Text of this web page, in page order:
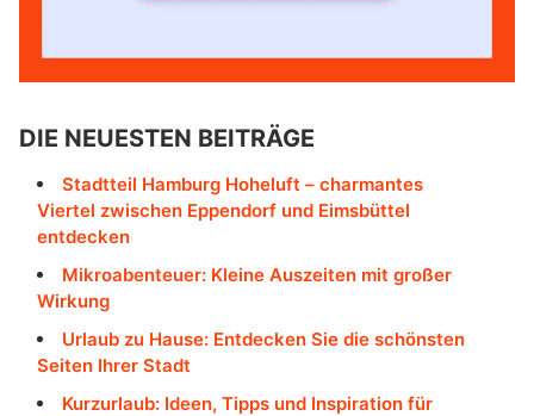
DIE NEUESTEN BEITRÄGE
Stadtteil Hamburg Hoheluft – charmantes
Viertel zwischen Eppendorf und Eimsbüttel
entdecken
Mikroabenteuer: Kleine Auszeiten mit großer
Wirkung
Urlaub zu Hause: Entdecken Sie die schönsten
Seiten Ihrer Stadt
Kurzurlaub: Ideen, Tipps und Inspiration für